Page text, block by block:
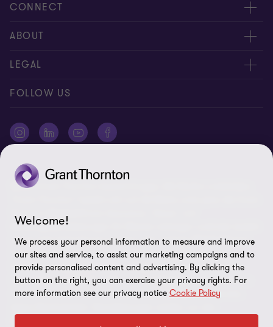
CONNECT
Kontakt, Angebotsanfrage
Expert:innen
Newsletter
ABOUT
Über uns
AAB/AGB
Karriere
LEGAL
Impressum
Datenschutz
Cookie-Einstellungen
FOLLOW US
©2026 Grant Thornton Austria-Gruppe. Alle Rechte vorbehalten.
Thornton Mitgliedsfirmen Assurance-, Steuer- und
Beratungsdienstleistungen für Klienten erbringen und/oder bezieht
sich je nach Anforderung auf eine oder mehrere Mitgliedsfirmen.
Grant Thornton Austria GmbH Wirtschaftsprüfungs- und
Steuerberatungsgesellschaft ist Mitglied von Grant Thornton
International Ltd (GTIL). GTIL und die Mitgliedsfirmen sind keine
weltweite Gesellschaft. GTIL und jede Mitgliedsfirma sind eine
Welcome!
We process your personal information to measure and improve
our sites and service, to assist our marketing campaigns and to
provide personalised content and advertising. By clicking the
button on the right, you can exercise your privacy rights. For
more information see our privacy notice Cookie Policy